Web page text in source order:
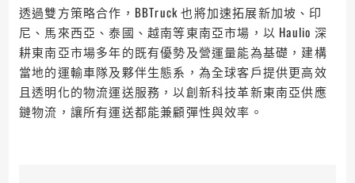
透過雙方策略合作，BBTruck 也將加速拓展新加坡、印
尼、馬來西亞、泰國、越南等東南亞市場，以 Haulio 深
耕東南亞市場多年的既有優勢及營運量能為基礎，建構
當地的運輸車隊及夥伴生態系，為全球客戶提供更高效
且透明化的物流運送服務，以創新科技革新東南亞供應
鏈物流，讓所有運送都能兼顧彈性與效率。